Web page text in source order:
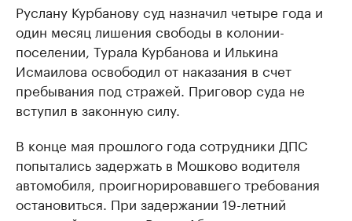
Руслану Курбанову суд назначил четыре года и
один месяц лишения свободы в колонии-
поселении, Турала Курбанова и Илькина
Исмаилова освободил от наказания в счет
пребывания под стражей. Приговор суда не
вступил в законную силу.
В конце мая прошлого года сотрудники ДПС
попытались задержать в Мошково водителя
автомобиля, проигнорировавшего требования
остановиться. При задержании 19-летний